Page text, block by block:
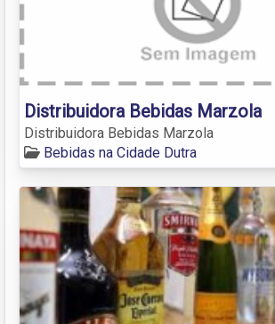
Distribuidora Bebidas Marzola
Distribuidora Bebidas Marzola
Bebidas na Cidade Dutra